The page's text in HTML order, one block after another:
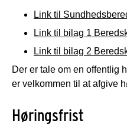
Link til
Link til bilag 1
Link til bilag 2
Der er tale om en offentlig
er velkommen til at afgive
Høringsfrist